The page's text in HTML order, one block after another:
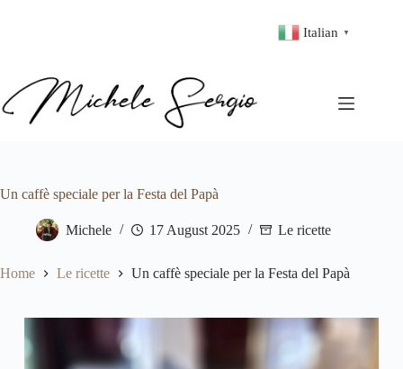
Italian ▼
Un caffè speciale per la Festa del Papà
Michele 17 August 2025 Le ricette
Home Le ricette Un caffè speciale per la Festa del Papà